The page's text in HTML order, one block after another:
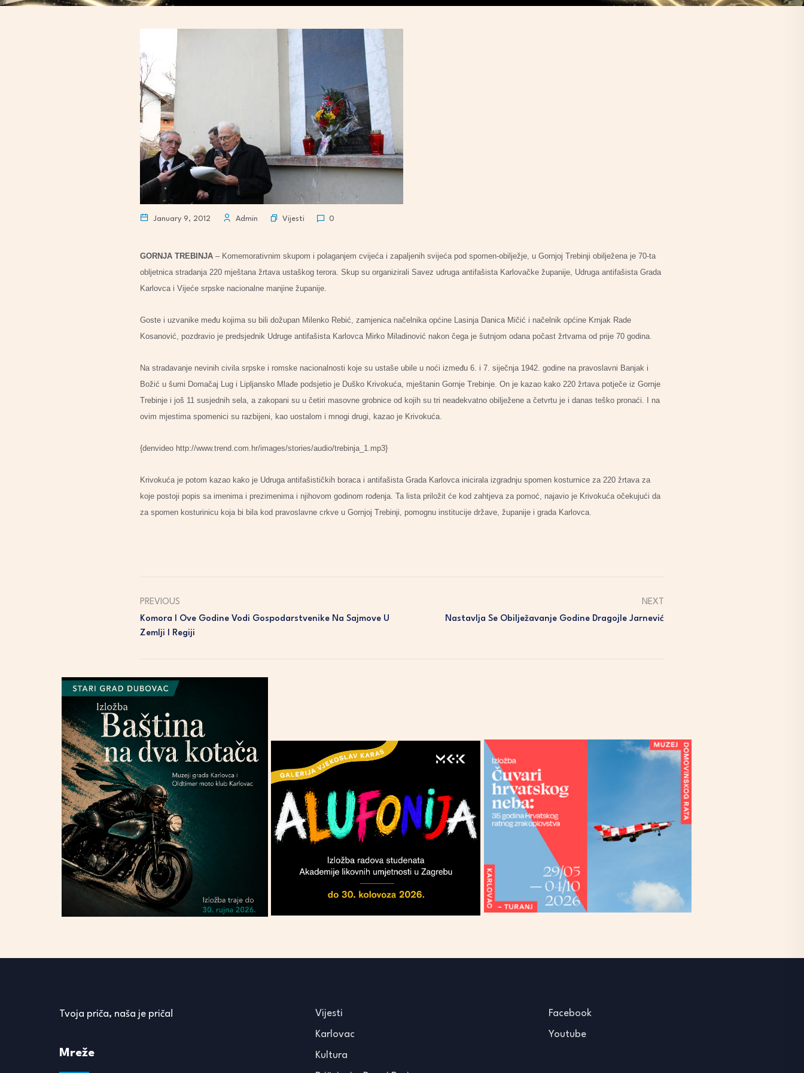
January 9, 2012 Admin Vijesti 0
GORNJA TREBINJA – Komemorativnim skupom i polaganjem cvijeća i zapaljenih svijeća pod spomen-obilježje, u Gornjoj Trebinji obilježena je 70-ta
obljetnica stradanja 220 mještana žrtava ustaškog terora. Skup su organizirali Savez udruga antifašista Karlovačke županije, Udruga antifašista Grada
Karlovca i Vijeće srpske nacionalne manjine županije.
Goste i uzvanike među kojima su bili dožupan Milenko Rebić, zamjenica načelnika općine Lasinja Danica Mičić i načelnik općine Krnjak Rade
Kosanović, pozdravio je predsjednik Udruge antifašista Karlovca Mirko Miladinović nakon čega je šutnjom odana počast žrtvama od prije 70 godina.
Na stradavanje nevinih civila srpske i romske nacionalnosti koje su ustaše ubile u noći između 6. i 7. siječnja 1942. godine na pravoslavni Banjak i
Božić u šumi Domačaj Lug i Lipljansko Mlađe podsjetio je Duško Krivokuća, mještanin Gornje Trebinje. On je kazao kako 220 žrtava potječe iz Gornje
Trebinje i još 11 susjednih sela, a zakopani su u četiri masovne grobnice od kojih su tri neadekvatno obilježene a četvrtu je i danas teško pronaći. I na
ovim mjestima spomenici su razbijeni, kao uostalom i mnogi drugi, kazao je Krivokuća.
{denvideo http://www.trend.com.hr/images/stories/audio/trebinja_1.mp3}
Krivokuća je potom kazao kako je Udruga antifašističkih boraca i antifašista Grada Karlovca inicirala izgradnju spomen kosturnice za 220 žrtava za
koje postoji popis sa imenima i prezimenima i njihovom godinom rođenja. Ta lista priložit će kod zahtjeva za pomoć, najavio je Krivokuća očekujući da
za spomen kosturinicu koja bi bila kod pravoslavne crkve u Gornjoj Trebinji, pomognu institucije države, županije i grada Karlovca.
PREVIOUS
Komora I Ove Godine Vodi Gospodarstvenike Na Sajmove U
Zemlji I Regiji
NEXT
Nastavlja Se Obilježavanje Godine Dragojle Jarnević
Tvoja priča, naša je priča!
Mreže
Vijesti
Karlovac
Kultura
Facebook
Youtube